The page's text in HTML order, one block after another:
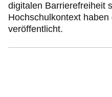
digitalen Barrierefreiheit
Hochschulkontext
veröffentlicht.